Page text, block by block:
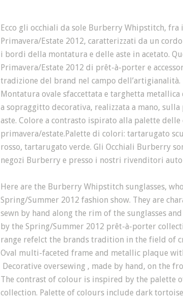
Ecco gli occhiali da sole Burberry Whipstitch,
Primavera/Estate 2012, caratterizzati da un
i bordi della montatura e delle aste in acetato.
Primavera/Estate 2012 di prêt-à-porter e
tradizione del brand nel campo dell’artigianalità.
Montatura ovale sfaccettata e targhetta
a sopraggitto decorativa, realizzata a mano,
aste. Colore a contrasto ispirato alla palette
primavera/estate.Palette di colori: tartarugato
rosso, tartarugato verde. Gli Occhiali Burberry
negozi Burberry e presso i nostri rivenditori
Here are the Burberry Whipstitch sunglasses,
Spring/Summer 2012 fashion show. They are
sewn by hand along the rim of the sunglasses
by the Spring/Summer 2012 prêt-à-porter
range refelct the brands tradition in the field of
Oval multi-faceted frame and metallic plaque
Decorative oversewing , made by hand, on the
The contrast of colour is inspired by the palette
collection. Palette of colours include dark